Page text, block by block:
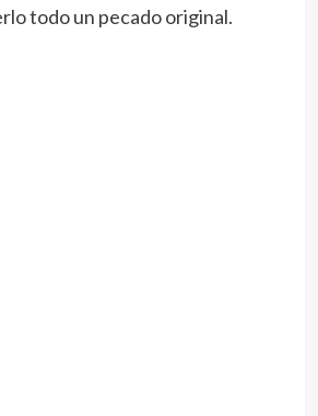
todo un pecado original.